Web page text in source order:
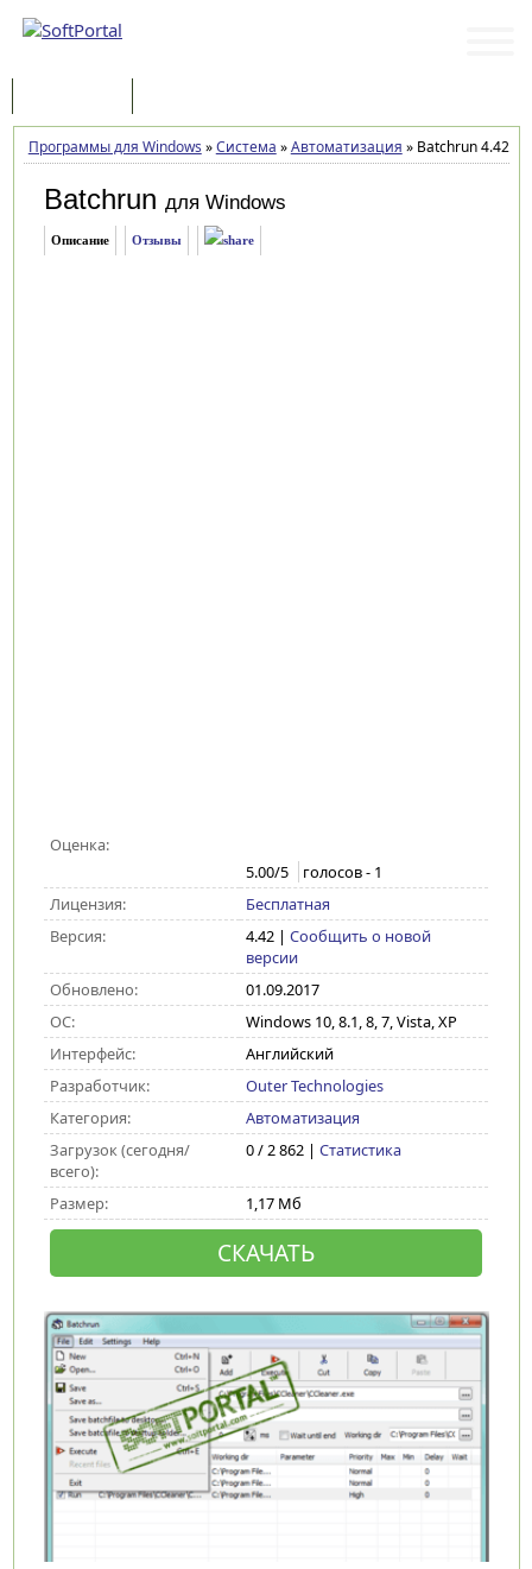
Программы для Windows »Система »Автоматизация »Batchrun 4.42
Batchrun для Windows
Описание Отзывы
Оценка:
5.00/5 голосов - 1
Лицензия:
Бесплатная
Версия:
4.42| Сообщить о новой
версии
Обновлено:
01.09.2017
ОС:
Windows 10, 8.1, 8, 7, Vista, XP
Интерфейс:
Английский
Разработчик:
Outer Technologies
Категория:
Автоматизация
Загрузок (сегодня/
всего):
0 / 2 862 | Статистика
Размер: 1,17 Мб
СКАЧАТЬ